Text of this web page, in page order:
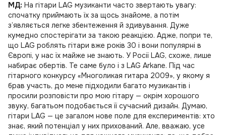
МД: На гітари LAG музиканти часто звертають увагу:
спочатку приймають їх за щось знайоме, а потім
з’являється легке збентеження й здивування. Дуже
кумедно спостерігати за такою реакцією. Адже, попри те,
що LAG роблять гітари вже років 30 і вони популярні в
Європі, у нас їх майже не знають. У Росії LAG, схоже, лише
набирає обертів. Те саме було і з LAG Arkane. Під час
гітарного конкурсу «Многоликая гитара 2009», у якому я
брав участь, до мене підходили багато музикантів і
просили розповісти про мою гітару — окрім хорошого
звуку, багатьом подобається її сучасний дизайн. Думаю,
гітари LAG — це загалом нове поле для експериментів: хто
знає, який потенціал у них прихований. Але, вважаю, усе